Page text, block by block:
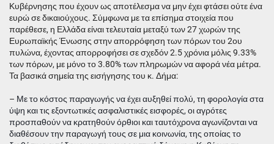
Κυβέρνησης που έχουν ως αποτέλεσμα να μην έχει φτάσει ούτε ένα
ευρώ σε δικαιούχους. Σύμφωνα με τα επίσημα στοιχεία που
παρέθεσε, η Ελλάδα είναι τελευταία μεταξύ των 27 χωρών της
Ευρωπαϊκής Ένωσης στην απορρόφηση των πόρων του 2ου
πυλώνα, έχοντας απορροφήσει σε σχεδόν 2.5 χρόνια μόλις 9.33%
των πόρων, με μόνο το 3.80% των πληρωμών να αφορά νέα μέτρα.
Τα βασικά σημεία της εισήγησης του κ. Δήμα:
– Με το κόστος παραγωγής να έχει αυξηθεί πολύ, τη φορολογία στα
ύψη και τις εξοντωτικές ασφαλιστικές εισφορές, οι αγρότες
προσπαθούν να κρατηθούν όρθιοι και ταυτόχρονα αγωνίζονται να
διαθέσουν την παραγωγή τους σε μια κοινωνία, της οποίας το